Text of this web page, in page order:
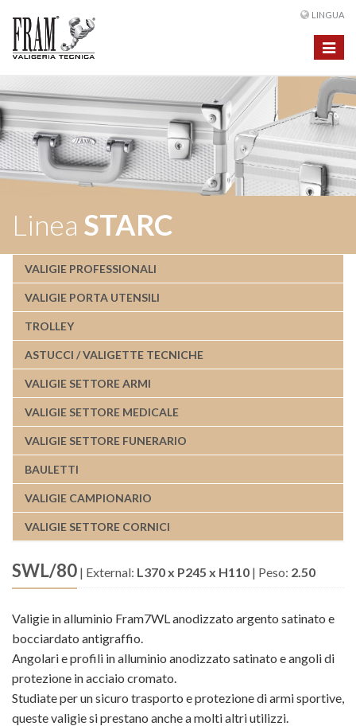
LINGUA
Toggle
Linea STARC
VALIGIE PROFESSIONALI
VALIGIE PORTA UTENSILI
TROLLEY
ASTUCCI / VALIGETTE TECNICHE
VALIGIE SETTORE ARMI
VALIGIE SETTORE MEDICALE
VALIGIE SETTORE FUNERARIO
BAULETTI
VALIGIE CAMPIONARIO
VALIGIE SETTORE CORNICI
SWL/80 | External: L370 x P245 x H110 | Peso: 2.50
Valigie in alluminio Fram7WL anodizzato argento satinato e
bocciardato antigraffio.
Angolari e profili in alluminio anodizzato satinato e angoli di
protezione in acciaio cromato.
Studiate per un sicuro trasporto e protezione di armi sportive,
queste valigie si prestano anche a molti altri utilizzi.